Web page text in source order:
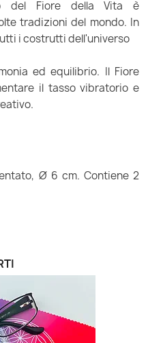
del Fiore della Vita è
tradizioni del mondo. In
i costrutti dell'universo
ed equilibrio. Il Fiore
il tasso vibratorio e
Ø 6 cm. Contiene 2